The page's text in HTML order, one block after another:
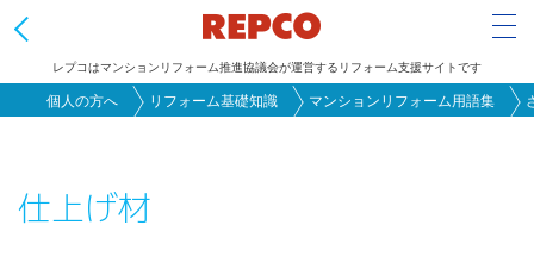
レプコはマンションリフォーム推進協議会が運営するリフォーム支援サイトです
個人の方へ リフォーム基礎知識 マンションリフォーム用語集
仕上げ材